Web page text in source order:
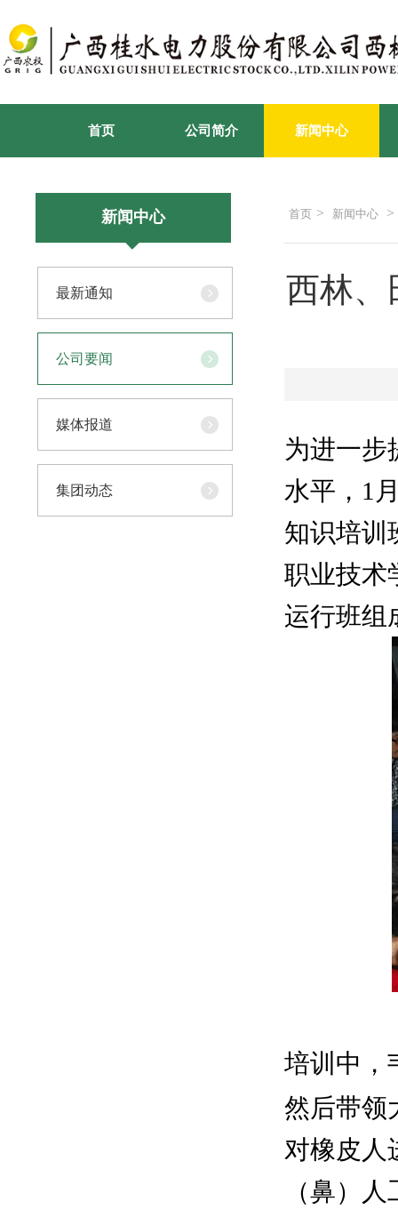
首页 公司简介 新闻中心
新闻中心
最新通知
公司要闻
媒体报道
集团动态
首页 > 新闻中心 >
西林、
为进一步
水平，1
知识培训
职业技术
运行班组
培训中，
然后带领
对橡皮人
（鼻）